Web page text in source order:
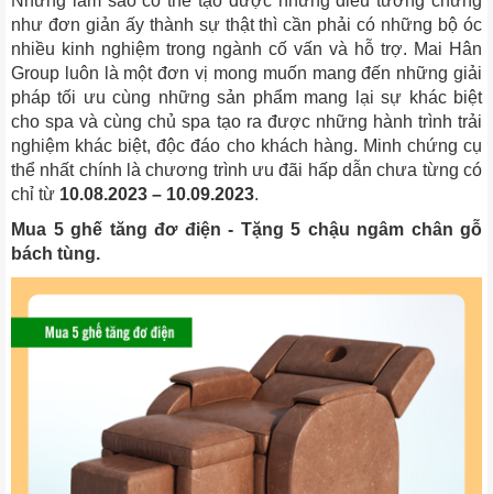
như đơn giản ấy thành sự thật thì cần phải có những bộ óc
nhiều kinh nghiệm trong ngành cố vấn và hỗ trợ. Mai Hân
Group luôn là một đơn vị mong muốn mang đến những giải
pháp tối ưu cùng những sản phẩm mang lại sự khác biệt
cho spa và cùng chủ spa tạo ra được những hành trình trải
nghiệm khác biệt, độc đáo cho khách hàng. Minh chứng cụ
thể nhất chính là chương trình ưu đãi hấp dẫn chưa từng có
chỉ từ 10.08.2023 – 10.09.2023.
Mua 5 ghế tăng đơ điện - Tặng 5 chậu ngâm chân gỗ
bách tùng.